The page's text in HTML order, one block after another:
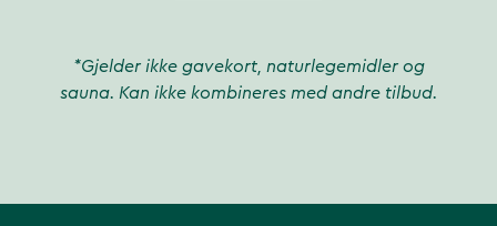
*Gjelder ikke gavekort, naturlegemidler og
sauna. Kan ikke kombineres med andre tilbud.